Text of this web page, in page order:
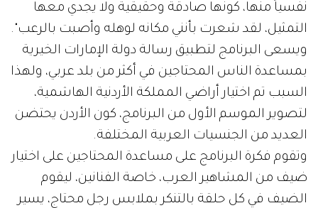
نفسياً منها، كونها صادقة وحقيقية ولا يجدي معها
التمثيل، لقد شعرت بأنني مكانه لوهله وأصبت بالرعب".
ويسعى البرنامج لتطبيق رسالة دولة الإمارات الخيرية
بمساعدة الناس المحتاجين في أكثر من بلد عربي، ولهذا
السبب تم اختيار أراضي المملكة الأردنية الهاشمية،
لتصوير الموسم الأول من البرنامج، كون الأردن يحتضن
العديد من الجنسيات العربية المختلفة.
وتقوم فكرة البرنامج على مساعدة المحتاجين على اختيار
ضيف من المشاهير العرب، خاصة الفنانين، ليقوم
الضيف في كل حلقة بالتنكر بملابس رجل محتاج، يسير